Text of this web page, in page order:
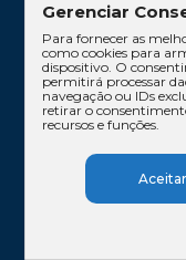
Gerenciar
Para fornecer as
como cookies para
dispositivo. O
permitirá processar
navegação ou IDs
retirar o
recursos e funções.
Aceitar